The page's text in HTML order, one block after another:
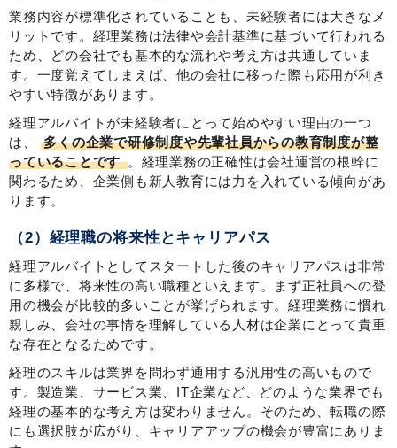
業務内容が標準化されていることも、未経験者には大きなメ
リットです。経理業務は法律や会計基準に基づいて行われる
ため、どの会社でも基本的な流れや考え方は共通していま
す。一度覚えてしまえば、他の会社に移った際も応用が利き
やすい特徴があります。
経理アルバイトが未経験者にとって始めやすい理由の一つ
は、多くの企業で研修制度や先輩社員からの教育制度が整
っていることです。経理業務の正確性は会社運営の根幹に
関わるため、企業側も新人教育には力を入れている傾向があ
ります。
（2）経理職の将来性とキャリアパス
経理アルバイトとしてスタートした後のキャリアパスは非常
に多様で、将来性の高い職種といえます。まず正社員への登
用の機会が比較的多いことが挙げられます。経理業務に慣れ
親しみ、会社の事情を理解している人材は企業にとって貴重
な存在となるためです。
経理のスキルは業界を問わず通用する汎用性の高いもので
す。製造業、サービス業、IT企業など、どのような業界でも
経理の基本的な考え方は変わりません。そのため、転職の際
にも選択肢が広がり、キャリアアップの機会が豊富にありま